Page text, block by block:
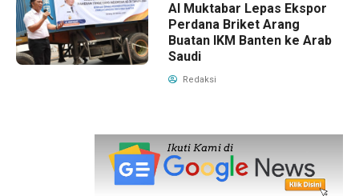
Al Muktabar Lepas Ekspor
Perdana Briket Arang
Buatan IKM Banten ke Arab
Saudi
Redaksi